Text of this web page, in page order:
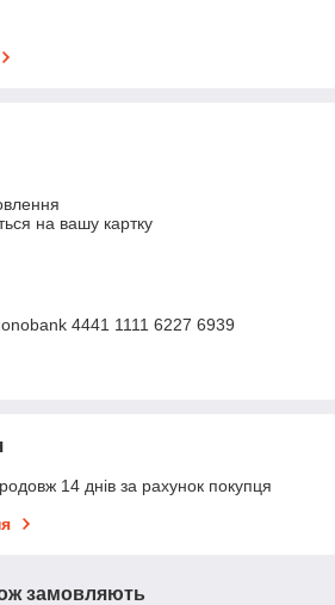
на вашу картку
4441 1111 6227 6939
14 днів за рахунок покупця
замовляють